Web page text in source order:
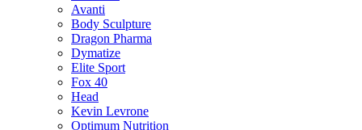
Avanti
Body Sculpture
Dragon Pharma
Dymatize
Elite Sport
Fox 40
Head
Kevin Levrone
Optimum Nutrition